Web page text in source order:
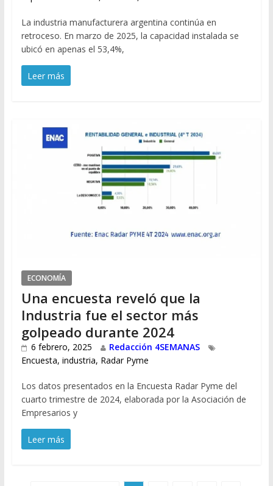
La industria manufacturera argentina continúa en
retroceso. En marzo de 2025, la capacidad instalada se
ubicó en apenas el 53,4%,
Leer más
ECONOMÍA
Una encuesta reveló que la
Industria fue el sector más
golpeado durante 2024
6 febrero, 2025
Redacción 4SEMANAS
Encuesta, industria, Radar Pyme
Los datos presentados en la Encuesta Radar Pyme del
cuarto trimestre de 2024, elaborada por la Asociación de
Empresarios y
Leer más